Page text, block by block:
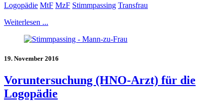
Logopädie MtF MzF Stimmpassing Transfrau
Weiterlesen ...
19. November 2016
Voruntersuchung (HNO-Arzt) für die
Logopädie